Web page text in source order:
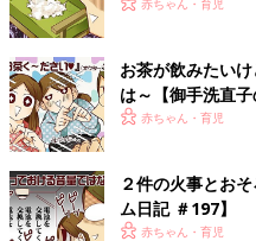
お茶が飲みたい
は～【御手洗直
赤ちゃん・育児
２件の火事とお
ム日記 ＃197】
赤ちゃん・育児